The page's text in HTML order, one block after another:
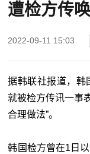
遭检方传
2022-09-11 15:03
据韩联社报道，韩
就被检方传讯一事
合理做法”。
韩国检方曾在1日